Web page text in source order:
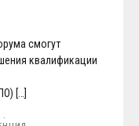
смогут
квалификации
[…]